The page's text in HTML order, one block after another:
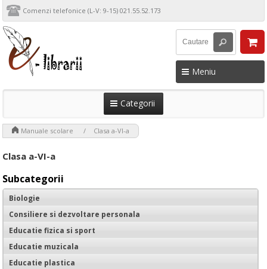
Comenzi telefonice (L-V: 9-15) 021.55.52.173
Meniu
Categorii
Manuale scolare Clasa a-VI-a
Clasa a-VI-a
Subcategorii
Biologie
Consiliere si dezvoltare personala
Educatie fizica si sport
Educatie muzicala
Educatie plastica